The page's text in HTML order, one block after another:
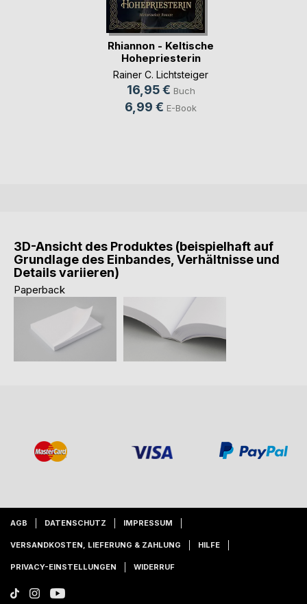
Rhiannon - Keltische
Hohepriesterin
Rainer C. Lichtsteiger
16,95 € Buch
6,99 € E-Book
3D-Ansicht des Produktes (beispielhaft auf
Grundlage des Einbandes, Verhältnisse und
Details variieren)
Paperback
AGB DATENSCHUTZ IMPRESSUM
VERSANDKOSTEN, LIEFERUNG & ZAHLUNG HILFE
PRIVACY-EINSTELLUNGEN WIDERRUF